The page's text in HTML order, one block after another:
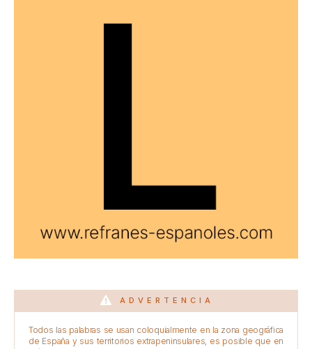
ADVERTENCIA
Todos las palabras se usan coloquialmente en la zona geográfica
de España y sus territorios extrapeninsulares, es posible que en